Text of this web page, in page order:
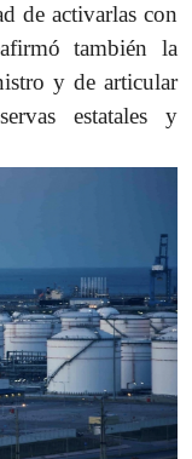
de activarlas con
también la
y de articular
estatales y